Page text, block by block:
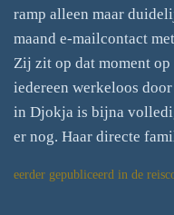
ramp alleen maar
maand e-mailcontact
Zij zit op dat moment
iedereen werkeloos
in Djokja is bijna
er nog. Haar directe
eerder gepubliceerd in de